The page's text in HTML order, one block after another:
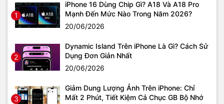
1
iPhone 16 Dùng Chip Gì? A18 Và A18 Pro
Mạnh Đến Mức Nào Trong Năm 2026?
20/06/2026
2
Dynamic Island Trên iPhone Là Gì? Cách Sử
Dụng Đơn Giản Nhất
20/06/2026
3
Giảm Dung Lượng Ảnh Trên iPhone: Chỉ
Mất 2 Phút, Tiết Kiệm Cả Chục GB Bộ Nhớ